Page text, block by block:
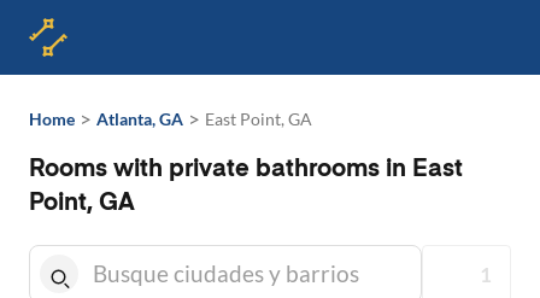
Home > Atlanta, GA > East Point, GA
Rooms with private bathrooms in East
Point, GA
1